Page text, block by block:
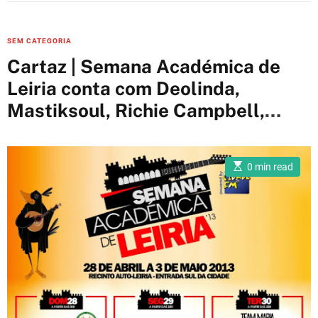
C
a
t
e
g
r
SEM CATEGORIA
Cartaz | Semana Académica de
Leiria conta com Deolinda,
Mastiksoul, Richie Campbell,
E
s
t
i
e
a
d
t
m
0 min read